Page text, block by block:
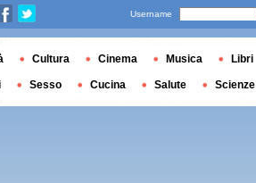
Username
Cultura Cinema Musica Libri
Sesso Cucina Salute Scienze